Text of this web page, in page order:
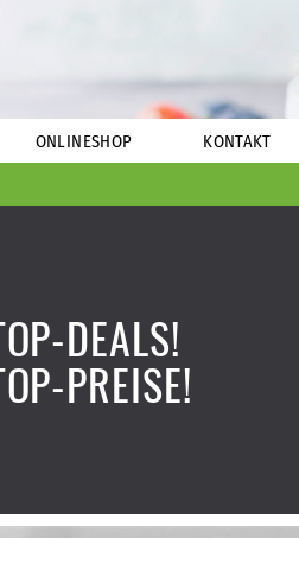
ONLINESHOP KONTAKT
DEALS!
PREISE!